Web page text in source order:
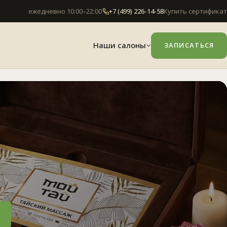
ежедневно 10:00–22:00 +7 (499) 226-14-58Купить сертификат
Наши салоны ЗАПИСАТЬСЯ